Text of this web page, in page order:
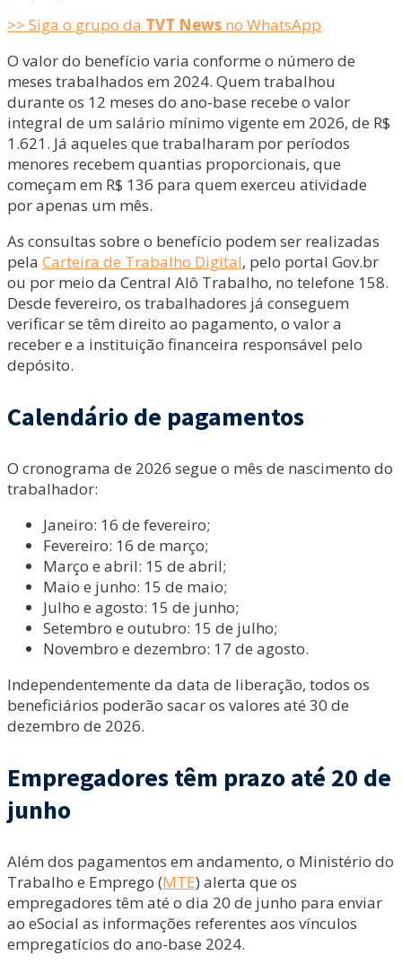
>> Siga o grupo da TVT News no WhatsApp
O valor do benefício varia conforme o número de
meses trabalhados em 2024. Quem trabalhou
durante os 12 meses do ano-base recebe o valor
integral de um salário mínimo vigente em 2026, de R$
1.621. Já aqueles que trabalharam por períodos
menores recebem quantias proporcionais, que
começam em R$ 136 para quem exerceu atividade
por apenas um mês.
As consultas sobre o benefício podem ser realizadas
pela Carteira de Trabalho Digital, pelo portal Gov.br
ou por meio da Central Alô Trabalho, no telefone 158.
Desde fevereiro, os trabalhadores já conseguem
verificar se têm direito ao pagamento, o valor a
receber e a instituição financeira responsável pelo
depósito.
Calendário de pagamentos
O cronograma de 2026 segue o mês de nascimento do
trabalhador:
Janeiro: 16 de fevereiro;
Fevereiro: 16 de março;
Março e abril: 15 de abril;
Maio e junho: 15 de maio;
Julho e agosto: 15 de junho;
Setembro e outubro: 15 de julho;
Novembro e dezembro: 17 de agosto.
Independentemente da data de liberação, todos os
beneficiários poderão sacar os valores até 30 de
dezembro de 2026.
Empregadores têm prazo até 20 de
junho
Além dos pagamentos em andamento, o Ministério do
Trabalho e Emprego (MTE) alerta que os
empregadores têm até o dia 20 de junho para enviar
ao eSocial as informações referentes aos vínculos
empregatícios do ano-base 2024.